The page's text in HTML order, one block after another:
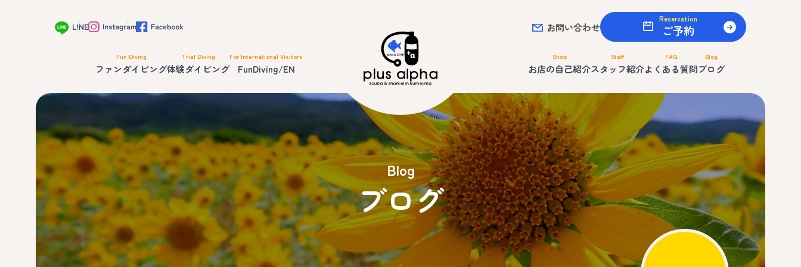
お問い合わせ
Reservation
ご予約
Fun Diving
ファンダイビング
Trial Diving
体験ダイビング
For International Visitors
FunDiving/EN
Shop
お店の自己紹介
Staff
スタッフ紹介
FAQ
よくある質問
Blog
ブログ
Blog
ブログ